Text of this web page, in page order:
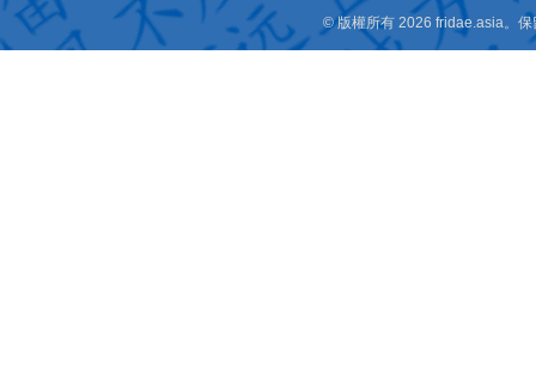
© 版權所有 2026 fridae.asia。